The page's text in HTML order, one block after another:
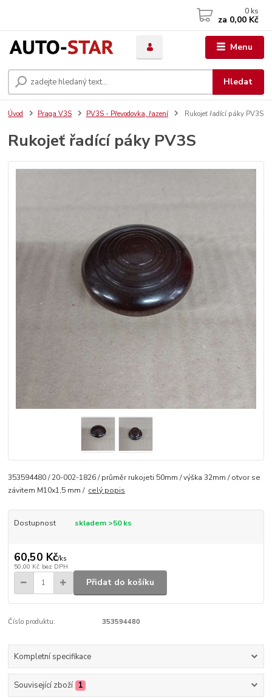
Menu
Hledat
0 ks
za 0,00 Kč
Úvod Praga V3S PV3S - Převodovka, řazení Rukojeť řadící páky PV3S
Rukojeť řadící páky PV3S
353594480 / 20-002-1826 / průměr rukojeti 50mm / výška 32mm / otvor se
závitem M10x1,5 mm / celý popis
Dostupnost skladem >50 ks
60,50 Kč/ks
50,00 Kč bez DPH
Přidat do košíku
Číslo produktu: 353594480
Kompletní specifikace
Související zboží 1